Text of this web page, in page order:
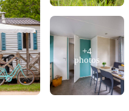
+4
photos